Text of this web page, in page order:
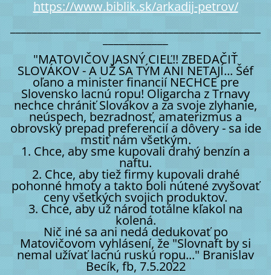
https://www.biblik.sk/arkadij-petrov/
____________
"MATOVIČOV JASNÝ CIEĽ!! ZBEDAČIŤ
SLOVÁKOV - A UŽ SA TÝM ANI NETAJÍ... Šéf
oľano a minister financií NECHCE pre
Slovensko lacnú ropu! Oligarcha z Trnavy
nechce chrániť Slovákov a za svoje zlyhanie,
neúspech, bezradnosť, amaterizmus a
obrovský prepad preferencií a dôvery - sa ide
mstiť nám všetkým.
1. Chce, aby sme kupovali drahý benzín a
naftu.
2. Chce, aby tiež firmy kupovali drahé
pohonné hmoty a takto boli nútené zvyšovať
ceny všetkých svojich produktov.
3. Chce, aby už národ totálne kľakol na
kolená.
Nič iné sa ani nedá dedukovať po
Matovičovom vyhlásení, že "Slovnaft by si
nemal užívať lacnú ruskú ropu..." Branislav
Becík, fb, 7.5.2022